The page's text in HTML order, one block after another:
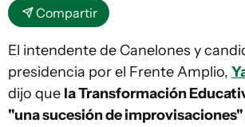
Compartir
El intendente de Canelones y
presidencia por el Frente Amplio,
dijo que la Transformación
"una sucesión de